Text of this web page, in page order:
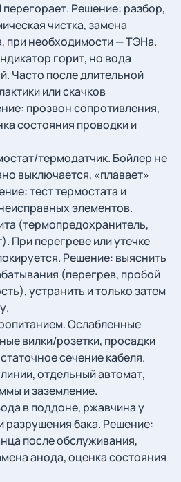
перегорает. Решение: разбор,
чистка, замена
при необходимости — ТЭНа.
горит, но вода
Часто после длительной
или скачков
прозвон сопротивления,
состояния проводки и
термодатчик. Бойлер не
выключается, «плавает»
тест термостата и
элементов.
(термопредохранитель,
При перегреве или утечке
Решение: выяснить
(перегрев, пробой
устранить и только затем
Ослабленные
вилки/розетки, просадки
сечение кабеля.
отдельный автомат,
и заземление.
в поддоне, ржавчина у
разрушения бака. Решение:
после обслуживания,
анода, оценка состояния